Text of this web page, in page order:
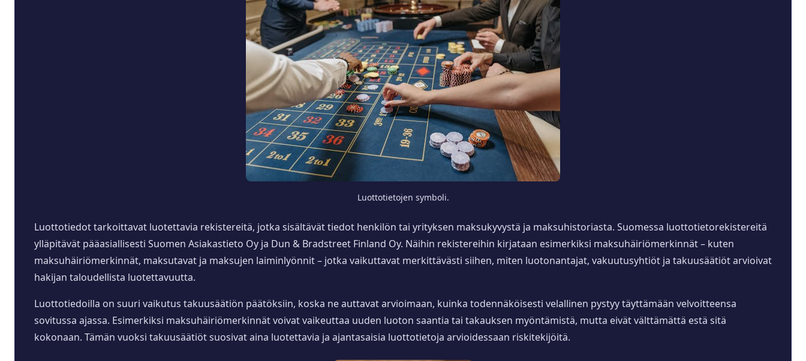
Luottotietojen symboli.
Luottotiedot tarkoittavat luotettavia rekistereitä, jotka sisältävät tiedot henkilön tai yrityksen maksukyvystä ja maksuhistoriasta. Suomessa luottotietorekistereitä
ylläpitävät pääasiallisesti Suomen Asiakastieto Oy ja Dun & Bradstreet Finland Oy. Näihin rekistereihin kirjataan esimerkiksi maksuhäiriömerkinnät – kuten
maksuhäiriömerkinnät, maksutavat ja maksujen laiminlyönnit – jotka vaikuttavat merkittävästi siihen, miten luotonantajat, vakuutusyhtiöt ja takuusäätiöt arvioivat
hakijan taloudellista luotettavuutta.
Luottotiedoilla on suuri vaikutus takuusäätiön päätöksiin, koska ne auttavat arvioimaan, kuinka todennäköisesti velallinen pystyy täyttämään velvoitteensa
sovitussa ajassa. Esimerkiksi maksuhäiriömerkinnät voivat vaikeuttaa uuden luoton saantia tai takauksen myöntämistä, mutta eivät välttämättä estä sitä
kokonaan. Tämän vuoksi takuusäätiöt suosivat aina luotettavia ja ajantasaisia luottotietoja arvioidessaan riskitekijöitä.